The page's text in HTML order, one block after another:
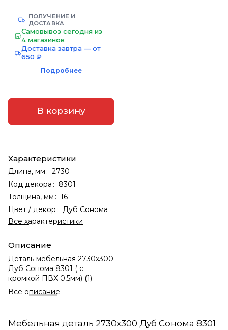
ПОЛУЧЕНИЕ И
ДОСТАВКА
Самовывоз сегодня из
4 магазинов
Доставка завтра — от
650 ₽
Подробнее
В корзину
Характеристики
Длина, мм : 2730
Код декора : 8301
Толщина, мм : 16
Цвет / декор :
Дуб Сонома
Все характеристики
Описание
Деталь мебельная 2730х300
Дуб Сонома 8301 ( с
кромкой ПВХ 0,5мм) (1)
Все описание
Мебельная деталь 2730х300 Дуб Сонома 8301